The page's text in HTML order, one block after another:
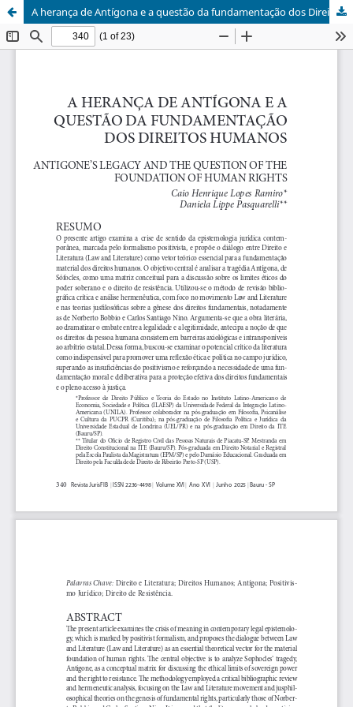
A herança de Antígona e a questão da fundamentação dos Direitos Humanos